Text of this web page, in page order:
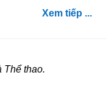
Xem tiếp ...
Thể thao.